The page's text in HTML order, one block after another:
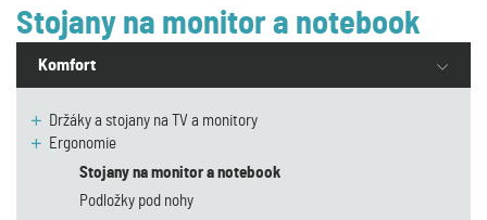
Stojany na monitor a notebook
Komfort
Držáky a stojany na TV a monitory
Ergonomie
Stojany na monitor a notebook
Podložky pod nohy